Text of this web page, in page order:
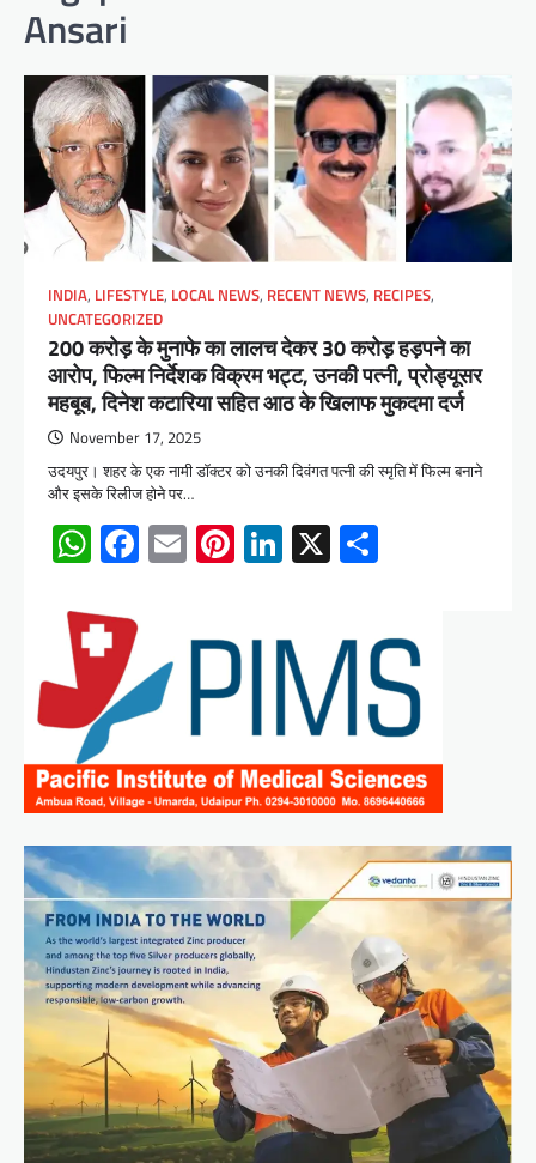
Ansari
INDIA, LIFESTYLE, LOCAL NEWS, RECENT NEWS, RECIPES,
UNCATEGORIZED
200 करोड़ के मुनाफे का लालच देकर 30 करोड़ हड़पने का
आरोप, फिल्म निर्देशक विक्रम भट्ट, उनकी पत्नी, प्रोड्यूसर
महबूब, दिनेश कटारिया सहित आठ के खिलाफ मुकदमा दर्ज
November 17, 2025
उदयपुर। शहर के एक नामी डॉक्टर को उनकी दिवंगत पत्नी की स्मृति में फिल्म बनाने
और इसके रिलीज होने पर…
WhatsApp
Facebook
EmailPinterest
LinkedIn
X